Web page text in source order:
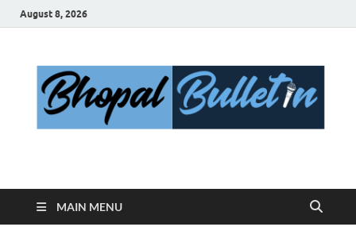
August 8, 2026
Bhopal Bulletin
MAIN MENU